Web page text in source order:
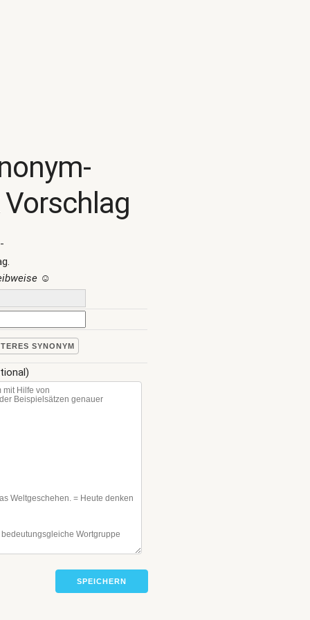
☺
SYNONYM
SPEICHERN